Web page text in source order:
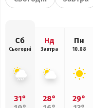
Сб
Сьогодні
31°
Нд
Завтра
28°
Пн
10.08
29°